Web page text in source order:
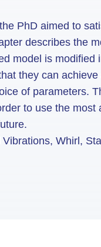
PhD aimed to
describes the
model is
they can
of parameters.
to use the
Whirl,